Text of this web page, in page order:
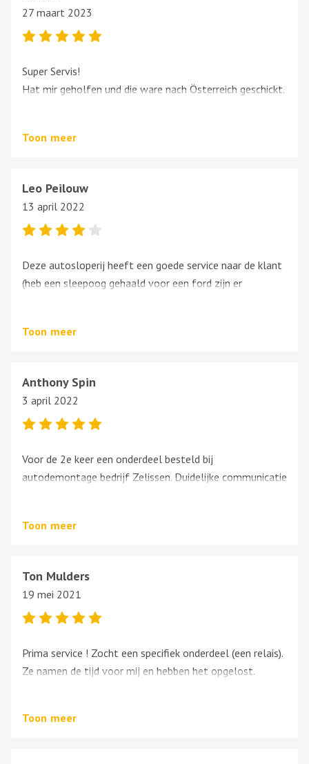
27 maart 2023
Super Servis!
Hat mir geholfen und die ware nach Österreich geschickt.
Toon meer
Leo Peilouw
13 april 2022
Deze autosloperij heeft een goede service naar de klant
(heb een sleepoog gehaald voor een ford zijn er
Toon meer
Anthony Spin
3 april 2022
Voor de 2e keer een onderdeel besteld bij
autodemontage bedrijf Zelissen. Duidelijke communicatie
service van het bedrijf en daar wordt ruim de tijd voor
Ik kijk eerst op de site van Zelissen voordat ik verder kijk.
Toon meer
Ton Mulders
19 mei 2021
Prima service ! Zocht een specifiek onderdeel (een relais).
Ze namen de tijd voor mij en hebben het opgelost.
Toon meer